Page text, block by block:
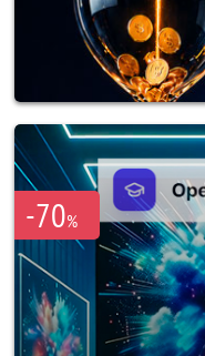
-70%